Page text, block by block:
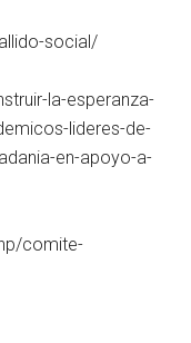
social/
la-esperanza-
lideres-de-
en-apoyo-a-
comite-